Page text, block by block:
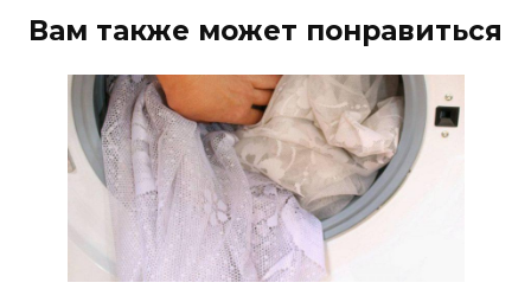
Вам также может понравиться